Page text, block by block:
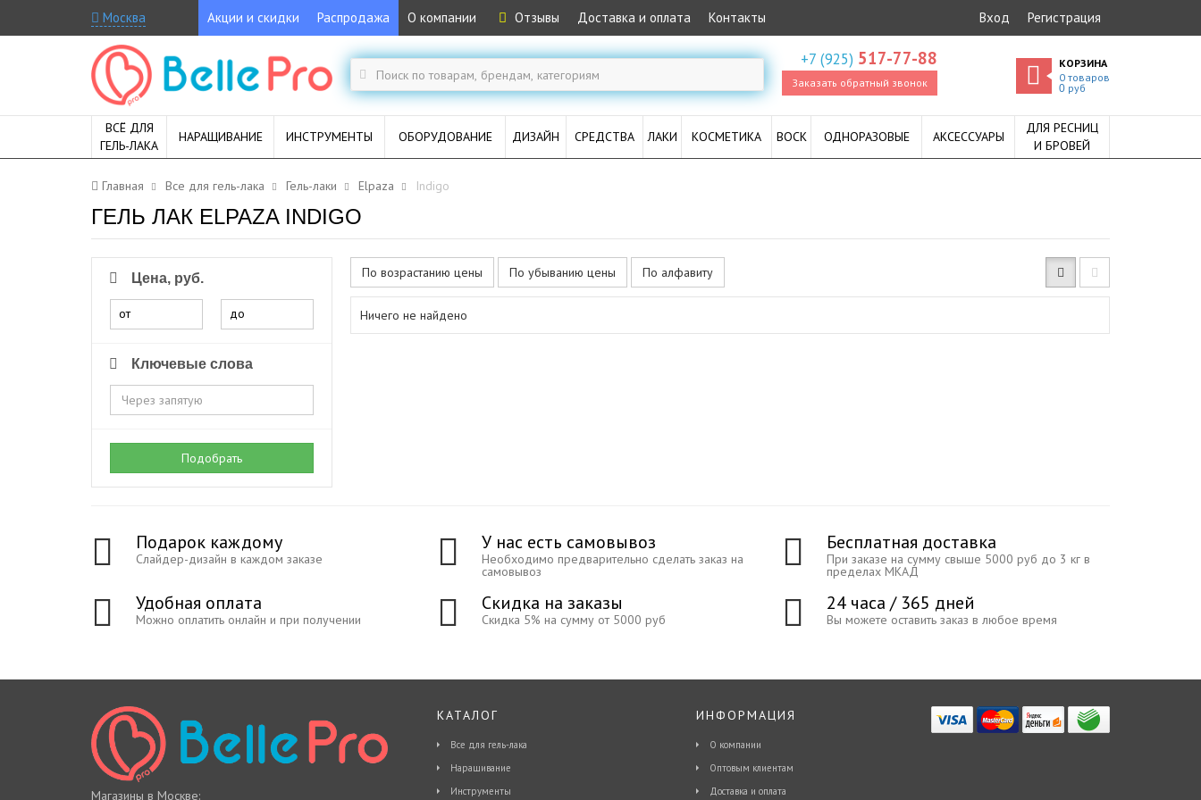
Москва Акции и скидки Распродажа О компании Отзывы Доставка и оплата Контакты Вход Регистрация
+7 (925) 517-77-88
Заказать обратный звонок
КОРЗИНА
0 товаров
0руб
ВСЁ ДЛЯ
ГЕЛЬ-ЛАКА
НАРАЩИВАНИЕ ИНСТРУМЕНТЫ ОБОРУДОВАНИЕ ДИЗАЙН СРЕДСТВА ЛАКИ КОСМЕТИКА ВОСК ОДНОРАЗОВЫЕ АКСЕССУАРЫ
ДЛЯ РЕСНИЦ
И БРОВЕЙ
Главная Все для гель-лака Гель-лаки Elpaza Indigo
ГЕЛЬ ЛАК ELPAZA INDIGO
Цена, руб.
от до
Ключевые слова
Подобрать
По возрастанию цены По убыванию цены По алфавиту
Ничего не найдено
Подарок каждому
Слайдер-дизайн в каждом заказе
У нас есть самовывоз
Необходимо предварительно сделать заказ на
самовывоз
Бесплатная доставка
При заказе на сумму свыше 5000 руб до 3 кг в
пределах МКАД
Удобная оплата
Можно оплатить онлайн и при получении
Скидка на заказы
Скидка 5% на сумму от 5000 руб
24 часа / 365 дней
Вы можете оставить заказ в любое время
Магазины в Москве:
КАТАЛОГ
Все для гель-лака
Наращивание
Инструменты
ИНФОРМАЦИЯ
О компании
Оптовым клиентам
Доставка и оплата